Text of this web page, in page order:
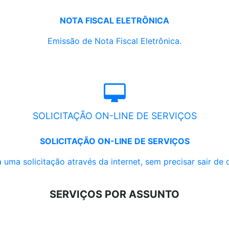
NOTA FISCAL ELETRÔNICA
Emissão de Nota Fiscal Eletrônica.
SOLICITAÇÃO ON-LINE DE SERVIÇOS
SOLICITAÇÃO ON-LINE DE SERVIÇOS
uma solicitação através da internet, sem precisar sair de
SERVIÇOS POR ASSUNTO